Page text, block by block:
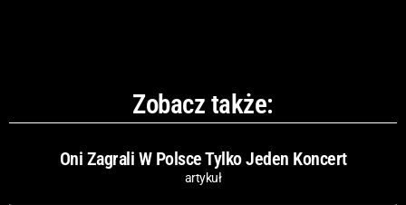
Zobacz także:
Oni Zagrali W Polsce Tylko Jeden Koncert
artykuł